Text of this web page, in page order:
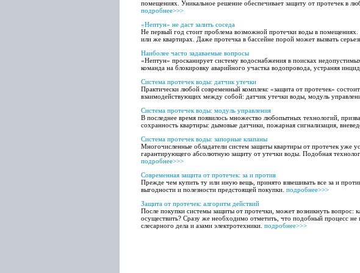
помещениях. Уникальное решение обеспечивает защиту от протечек в
подробнее>>>
«Нептун» не даст залить соседа
Не первый год стоит проблема возможной протечки воды в
или же квартирах. Даже протечка в бассейне порой может вызвать
Наиболее часто задаваемые вопросы
«Нептун» просканирует систему водоснабжения в поисках
команда на блокировку аварийного участка водопровода, устраняя
Система протечек воды: датчик утечки
Практически любой современный комплекс «защита от протечек»
взаимодействующих между собой: датчик утечки воды, модуль
Система протечек воды: модуль управления
В последнее время появилось множество любопытных технологий,
сохранность квартиры: дымовые датчики, пожарная сигнализация,
Система протечек воды: запорные клапаны
Многочисленные обладатели систем защиты квартиры от протечек уже
гарантирующего абсолютную защиту от утечки воды. Подобная
подробнее>>>
Современная защита от протечек: за и против
Прежде чем купить ту или иную вещь, принято взвешивать все за и
выгодности и полезности предстоящей покупки. подробнее>>>
Защита от протечек: алгоритм действий
После покупки системы защиты от протечки, может возникнуть вопрос:
осуществить? Сразу же необходимо отметить, что подобный процесс не
слесарного дела и азами электротехники. подробнее>>>